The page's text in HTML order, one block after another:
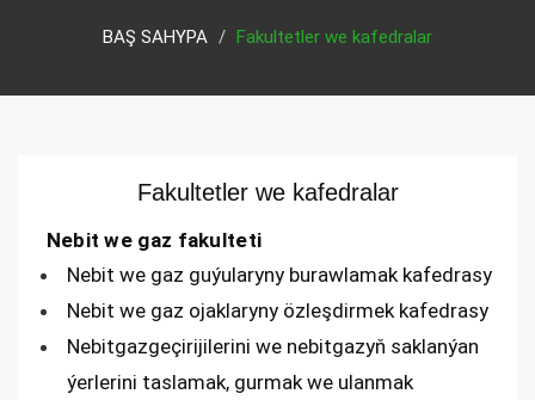
BAŞ SAHYPA Fakultetler we kafedralar
Fakultetler we kafedralar
Nebit we gaz fakulteti
Nebit we gaz guýularyny burawlamak kafedrasy
Nebit we gaz ojaklaryny özleşdirmek kafedrasy
Nebitgazgeçirijilerini we nebitgazyň saklanýan
ýerlerini taslamak, gurmak we ulanmak